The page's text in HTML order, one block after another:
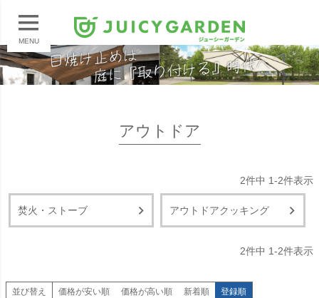
MENU
アウトドア
2件中 1-2件表示
焚火・ストーブ アウトドアクッキング
2件中 1-2件表示
並び替え 価格が安い順 価格が高い順 新着順 登録順